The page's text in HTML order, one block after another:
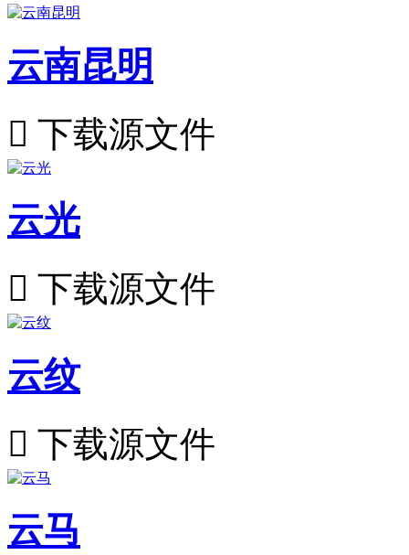
云南昆明
 下载源文件
云光
 下载源文件
云纹
 下载源文件
云马